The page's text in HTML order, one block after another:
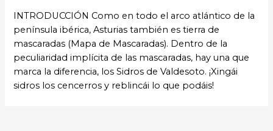
INTRODUCCIÓN Como en todo el arco atlántico de la
península ibérica, Asturias también es tierra de
mascaradas (Mapa de Mascaradas). Dentro de la
peculiaridad implícita de las mascaradas, hay una que
marca la diferencia, los Sidros de Valdesoto. ¡Xingái
sidros los cencerros y reblincái lo que podáis!